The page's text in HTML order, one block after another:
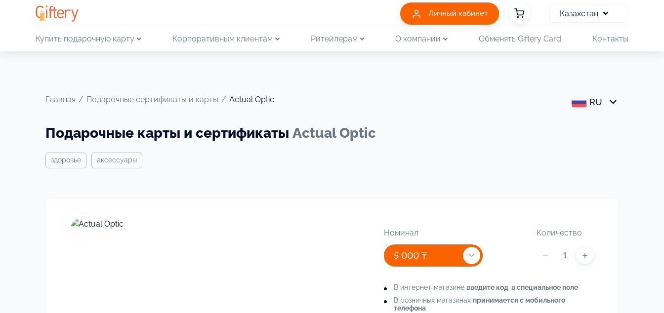
Личный кабинет Казахстан
Купить подарочную карту Корпоративным клиентам Ритейлерам О компании Обменять Giftery Card Контакты
Главная / Подарочные сертификаты и карты / Actual Optic RU
Подарочные карты и сертификаты Actual Optic
здоровье аксессуары
Номинал
5 000 ₸
Количество
В интернет-магазине введите код в специальное поле
В розничных магазинах принимается с мобильного
телефона